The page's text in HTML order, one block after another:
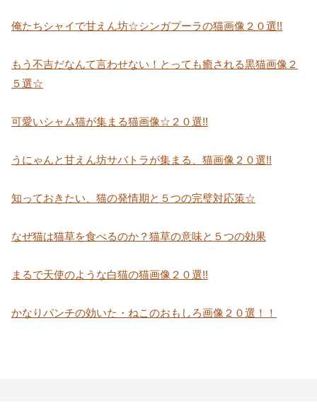
俺たちシャイで甘えん坊☆シンガプーラの猫画像２０選!!
もう不吉だなんて言わせない！とっても癒される黒猫画像２
５選☆
可愛いシャム猫が集まる猫画像☆２０選!!
うにゃんと甘えん坊サバトラが集まる、猫画像２０選!!
知っておきたい、猫の発情期と５つの完璧対応策☆
なぜ猫は猫草を食べるのか？猫草の意味と５つの効果
まるで天使のような白猫の猫画像２０選!!
かなりパンチの効いた・ねこのおもしろ画像２０選！！